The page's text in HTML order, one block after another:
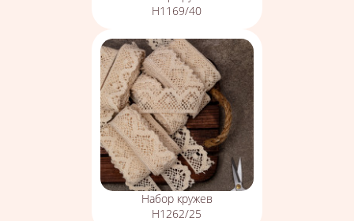
Н1169/40
Набор кружев
Н1262/25